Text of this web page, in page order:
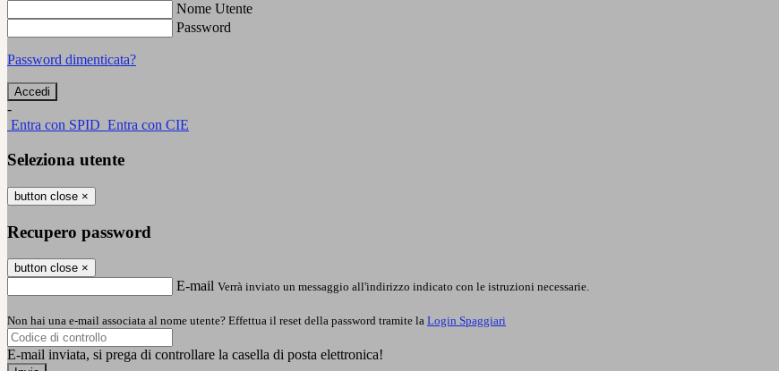
Nome Utente
Password
Password dimenticata?
-
Entra con SPID Entra con CIE
Seleziona utente
button close ×
Recupero password
button close ×
E-mail Verrà inviato un messaggio all'indirizzo indicato con le istruzioni necessarie.
Non hai una e-mail associata al nome utente? Effettua il reset della password tramite la Login Spaggiari
E-mail inviata, si prega di controllare la casella di posta elettronica!